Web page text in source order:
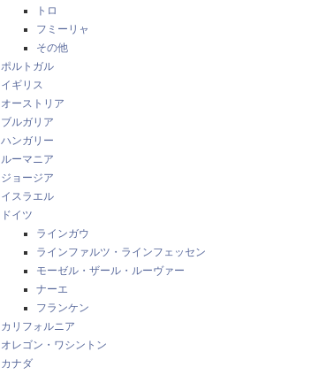
トロ
フミーリャ
その他
ポルトガル
イギリス
オーストリア
ブルガリア
ハンガリー
ルーマニア
ジョージア
イスラエル
ドイツ
ラインガウ
ラインファルツ・ラインフェッセン
モーゼル・ザール・ルーヴァー
ナーエ
フランケン
カリフォルニア
オレゴン・ワシントン
カナダ